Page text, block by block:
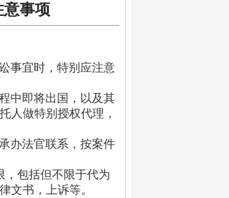
意事项
事宜时，特别应注意
中即将出国，以及其
人做特别授权代理，
办法官联系，按案件
，包括但不限于代为
文书，上诉等。